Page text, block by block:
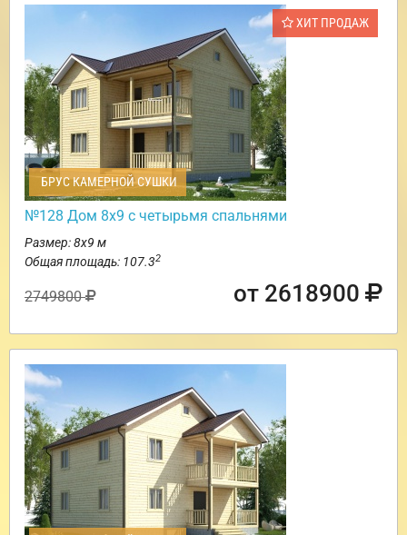
ХИТ ПРОДАЖ
БРУС КАМЕРНОЙ СУШКИ
№128 Дом 8х9 с четырьмя спальнями
Размер: 8х9 м
Общая площадь: 107.32
2749800 от 2618900